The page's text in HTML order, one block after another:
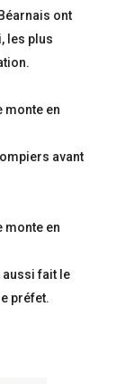
ont
les plus
avant
aussi fait le
préfet.